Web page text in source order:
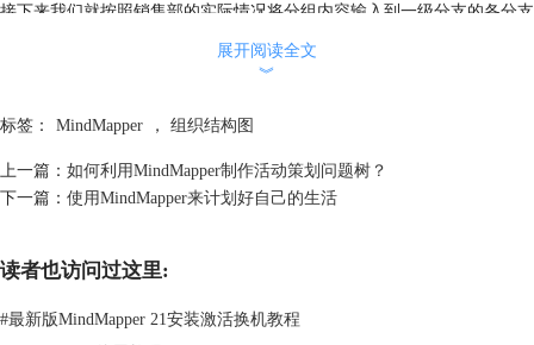
接下来我们就按照销售部的实际情况将分组内容输入到一级分支的各分支
框中。销售部分为“领导组”、“宣传组”、“销售1组”和“销售2组”，分别输
领导组主要由部长和副部长组成，我们将二者分别输入到二级分支框中，
展开阅读全文
︾
标签： MindMapper ， 组织结构图
上一篇： 如何利用MindMapper制作活动策划问题树？
下一篇： 使用MindMapper来计划好自己的生活
读者也访问过这里:
#最新版MindMapper 21安装激活换机教程